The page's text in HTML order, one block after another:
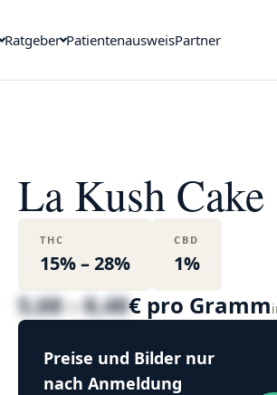
Ratgeber PatientenausweisPartner
La Kush Cake
THC
15% – 28%
CBD
1%
5,68 – 8,48€ pro Gramm
Preise und Bilder nur
nach Anmeldung